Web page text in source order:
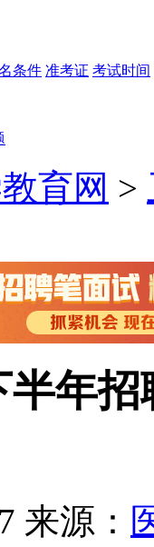
条件 准考证 考试时间
育网 >
半年
来源：